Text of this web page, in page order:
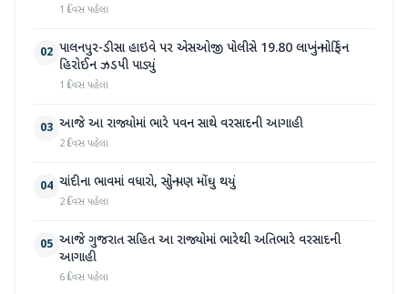
1 દિવસ પહેલા
02 પાલનપુર-ડીસા હાઇવે પર એસઓજી પોલીસે 19.80 લાખનું મોર્ફિન
હિરોઈન ઝડપી પાડ્યું
1 દિવસ પહેલા
03 આજે આ રાજ્યોમાં ભારે પવન સાથે વરસાદની આગાહી
2 દિવસ પહેલા
04 ચાંદીના ભાવમાં વધારો, સોનું પણ મોંઘુ થયું
2 દિવસ પહેલા
05 આજે ગુજરાત સહિત આ રાજ્યોમાં ભારેથી અતિભારે વરસાદની
આગાહી
6 દિવસ પહેલા